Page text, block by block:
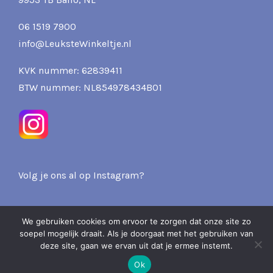
06 1519 7900
info@LeuksteWinkeltje.nl
KVK nummer: 62839411
BTW nummer: NL854978434B01
Volg je ons al op Instagram?
2026 Pits & Presents -
Verzenden & Retourneren
We gebruiken cookies om ervoor te zorgen dat onze site zo
soepel mogelijk draait. Als je doorgaat met het gebruiken van
deze site, gaan we ervan uit dat je ermee instemt.
Ok